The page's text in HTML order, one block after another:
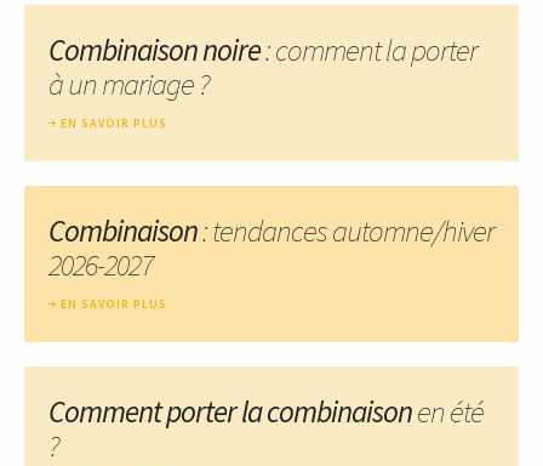
Combinaison noire: comment la porter
à un mariage ?
EN SAVOIR PLUS
Combinaison: tendances automne/hiver
2026-2027
EN SAVOIR PLUS
Comment porter la combinaisonen été
?